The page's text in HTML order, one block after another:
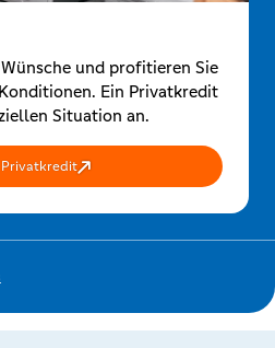
und profitieren Sie
Ein Privatkredit
Situation an.
Privatkredit